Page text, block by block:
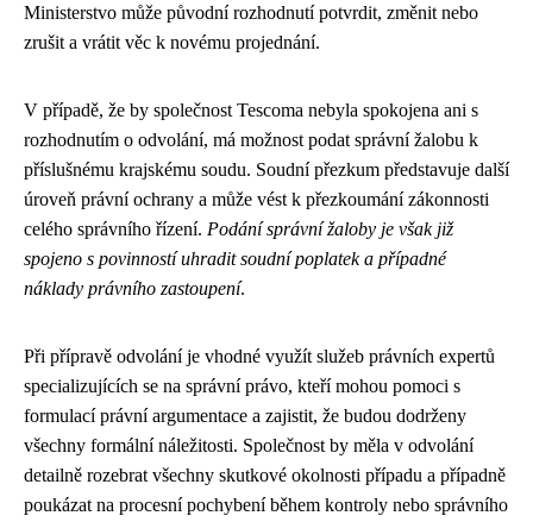
Ministerstvo může původní rozhodnutí potvrdit, změnit nebo
zrušit a vrátit věc k novému projednání.
V případě, že by společnost Tescoma nebyla spokojena ani s
rozhodnutím o odvolání, má možnost podat správní žalobu k
příslušnému krajskému soudu. Soudní přezkum představuje další
úroveň právní ochrany a může vést k přezkoumání zákonnosti
celého správního řízení. Podání správní žaloby je však již
spojeno s povinností uhradit soudní poplatek a případné
náklady právního zastoupení.
Při přípravě odvolání je vhodné využít služeb právních expertů
specializujících se na správní právo, kteří mohou pomoci s
formulací právní argumentace a zajistit, že budou dodrženy
všechny formální náležitosti. Společnost by měla v odvolání
detailně rozebrat všechny skutkové okolnosti případu a případně
poukázat na procesní pochybení během kontroly nebo správního